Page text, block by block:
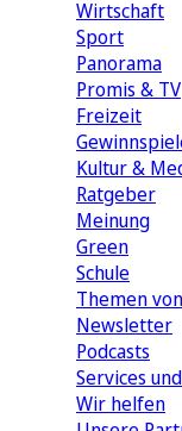
Wirtschaft
Sport
Panorama
Promis & TV
Freizeit
Kultur &
Ratgeber
Meinung
Green
Schule
Themen
Newsletter
Podcasts
Services
Wir helfen